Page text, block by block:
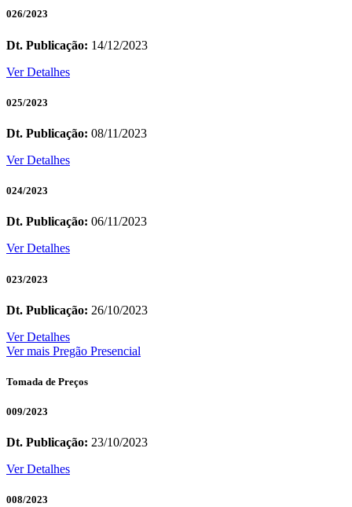
026/2023
Dt. Publicação: 14/12/2023
Ver Detalhes
025/2023
Dt. Publicação: 08/11/2023
Ver Detalhes
024/2023
Dt. Publicação: 06/11/2023
Ver Detalhes
023/2023
Dt. Publicação: 26/10/2023
Ver Detalhes
Ver mais Pregão Presencial
Tomada de Preços
009/2023
Dt. Publicação: 23/10/2023
Ver Detalhes
008/2023